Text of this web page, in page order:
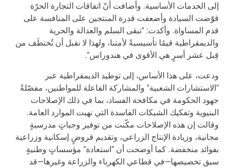
إلى الخدمات الأساسية. وأضافت أنّ اتفاقات التجارة الحرّة
قوّضت السيادة وأضعفت قدرة المنتجين على المنافسة على
قدم المساواة. وأكدت: "تبقى السلم والعدالة والحرية
والديمقراطية قيمًا تأسيسيةً لأمتنا، ولهذا لا نقبل أن تُختطَف من
قِبل عشر أسرٍ هي الأقوى في هندوراس".
ودعت، على هذا الأساس، إلى توطيد الديمقراطية عبر
"الاستشارات الشعبية" والمشاركة الفاعلة للمواطنين، مفصّلةً
جهود الحكومة في مكافحة الفساد، بما في ذلك الإصلاحات
البنيوية وتفكيك الشبكات الفاسدة التي نهبت الموارد العامة.
وقالت إن هذه الإصلاحات مكّنت من توفير وجباتٍ مدرسيةٍ
مجانية، وزيادة الإنتاج الزراعي، وتقديم قروضٍ إسكانية وزراعية
بفوائد منخفضة. كما أوضحت أن "استعادة" مؤسساتٍ وطنيةٍ
سبق تخصيصها—في قطاعي الكهرباء والزراعة وغيرها—قد